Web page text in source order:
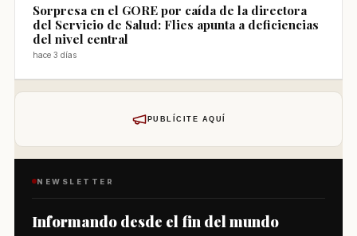
Sorpresa en el GORE por caída de la directora
del Servicio de Salud: Flies apunta a deficiencias
del nivel central
hace 3 días
PUBLÍCITE AQUÍ
NEWSLETTER
Informando desde el fin del mundo